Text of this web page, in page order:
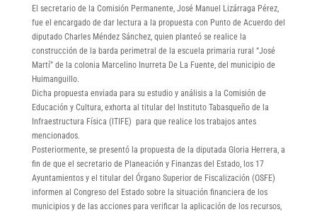
El secretario de la Comisión Permanente, José Manuel Lizárraga Pérez,
fue el encargado de dar lectura a la propuesta con Punto de Acuerdo del
diputado Charles Méndez Sánchez, quien planteó se realice la
construcción de la barda perimetral de la escuela primaria rural “José
Martí” de la colonia Marcelino Inurreta De La Fuente, del municipio de
Huimanguillo.
Dicha propuesta enviada para su estudio y análisis a la Comisión de
Educación y Cultura, exhorta al titular del Instituto Tabasqueño de la
Infraestructura Física (ITIFE) para que realice los trabajos antes
mencionados.
Posteriormente, se presentó la propuesta de la diputada Gloria Herrera, a
fin de que el secretario de Planeación y Finanzas del Estado, los 17
Ayuntamientos y el titular del Órgano Superior de Fiscalización (OSFE)
informen al Congreso del Estado sobre la situación financiera de los
municipios y de las acciones para verificar la aplicación de los recursos,